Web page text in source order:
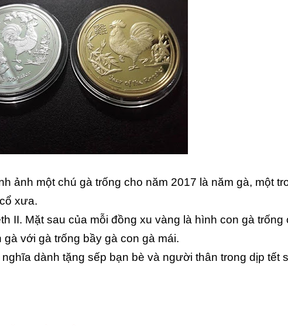
ảnh một chú gà trống cho năm 2017 là năm gà, một
xưa.
II. Mặt sau của mỗi đồng xu vàng là hình con gà trống
với gà trống bầy gà con gà mái.
dành tặng sếp bạn bè và người thân trong dịp tết